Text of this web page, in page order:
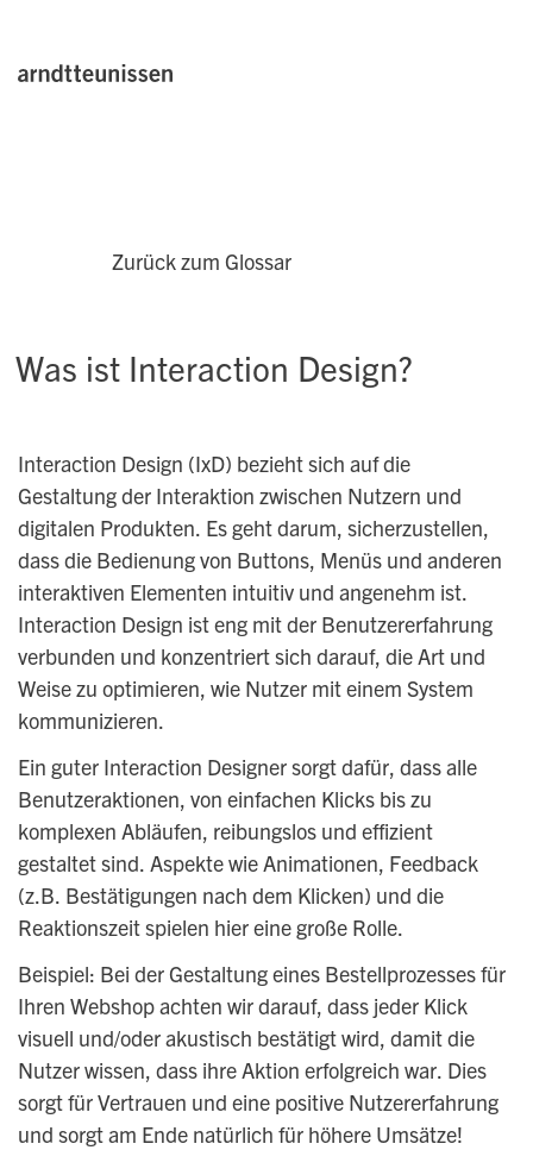
Zurück zum Glossar
Was ist Interaction Design?
Interaction Design (IxD) bezieht sich auf die
Gestaltung der Interaktion zwischen Nutzern und
digitalen Produkten. Es geht darum, sicherzustellen,
dass die Bedienung von Buttons, Menüs und anderen
interaktiven Elementen intuitiv und angenehm ist.
Interaction Design ist eng mit der Benutzererfahrung
verbunden und konzentriert sich darauf, die Art und
Weise zu optimieren, wie Nutzer mit einem System
kommunizieren.
Ein guter Interaction Designer sorgt dafür, dass alle
Benutzeraktionen, von einfachen Klicks bis zu
komplexen Abläufen, reibungslos und effizient
gestaltet sind. Aspekte wie Animationen, Feedback
(z.B. Bestätigungen nach dem Klicken) und die
Reaktionszeit spielen hier eine große Rolle.
Beispiel: Bei der Gestaltung eines Bestellprozesses für
Ihren Webshop achten wir darauf, dass jeder Klick
visuell und/oder akustisch bestätigt wird, damit die
Nutzer wissen, dass ihre Aktion erfolgreich war. Dies
sorgt für Vertrauen und eine positive Nutzererfahrung
und sorgt am Ende natürlich für höhere Umsätze!